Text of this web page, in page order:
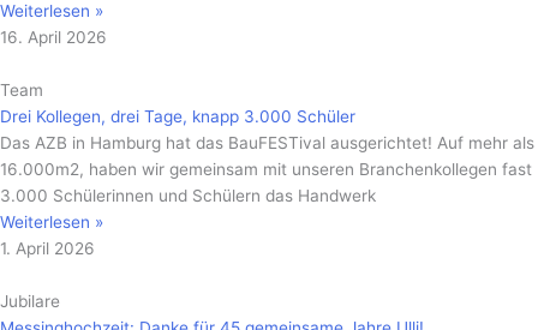
Weiterlesen »
16. April 2026
Team
Drei Kollegen, drei Tage, knapp 3.000 Schüler
Das AZB in Hamburg hat das BauFESTival ausgerichtet! Auf mehr als
16.000m2, haben wir gemeinsam mit unseren Branchenkollegen fast
3.000 Schülerinnen und Schülern das Handwerk
Weiterlesen »
1. April 2026
Jubilare